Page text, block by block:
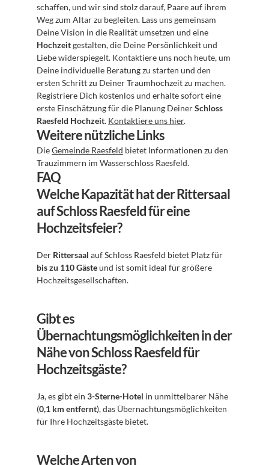
schaffen, und wir sind stolz darauf, Paare auf ihrem
Weg zum Altar zu begleiten. Lass uns gemeinsam
Hochzeit gestalten, die Deine Persönlichkeit und
Liebe widerspiegelt. Kontaktiere uns noch heute, um
Deine individuelle Beratung zu starten und den
ersten Schritt zu Deiner Traumhochzeit zu machen.
Registriere Dich kostenlos und erhalte sofort eine
erste Einschätzung für die Planung Deiner Schloss
Raesfeld Hochzeit. Kontaktiere uns hier.
Weitere nützliche Links
Die Gemeinde Raesfeld bietet Informationen zu den
Trauzimmern im Wasserschloss Raesfeld.
FAQ
Welche Kapazität hat der Rittersaal
auf Schloss Raesfeld für eine
Hochzeitsfeier?
Der Rittersaal
bis zu 110 Gäste und ist somit ideal für größere
Hochzeitsgesellschaften.
Gibt es
Übernachtungsmöglichkeiten in der
Nähe von Schloss Raesfeld für
Hochzeitsgäste?
Ja, es gibt ein 3-Sterne-Hotel in unmittelbarer Nähe
(0,1 km entfernt), das Übernachtungsmöglichkeiten
für Ihre Hochzeitsgäste bietet.
Welche Arten von